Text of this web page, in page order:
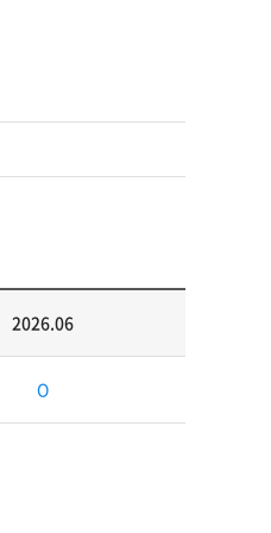
2026.06